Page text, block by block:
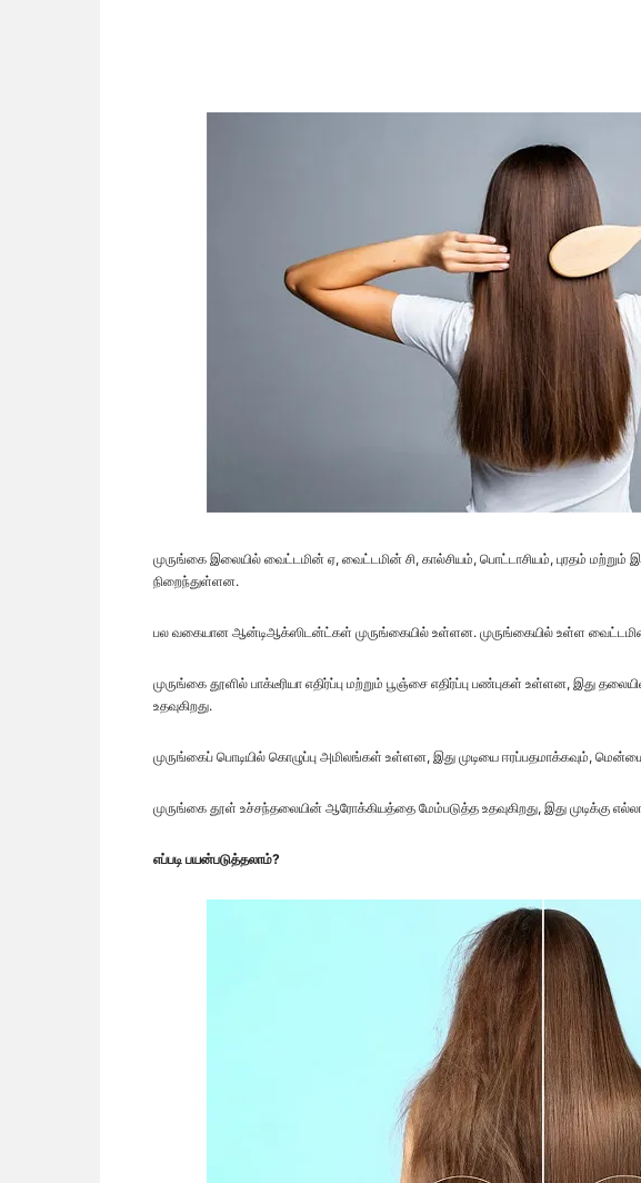
முருங்கை இலையில் வைட்டமின் ஏ, வைட்டமின் சி, கால்சியம், பொட்டாசியம், புரதம் மற்றும்
நிறைந்துள்ளன.
பல வகையான ஆன்டிஆக்ஸிடன்ட்கள் முருங்கையில் உள்ளன. முருங்கையில் உள்ள வைட்டமின் ஏ
முருங்கை தூளில் பாக்டீரியா எதிர்ப்பு மற்றும் பூஞ்சை எதிர்ப்பு பண்புகள் உள்ளன, இது
உதவுகிறது.
முருங்கைப் பொடியில் கொழுப்பு அமிலங்கள் உள்ளன, இது முடியை ஈரப்பதமாக்கவும்,
முருங்கை தூள் உச்சந்தலையின் ஆரோக்கியத்தை மேம்படுத்த உதவுகிறது, இது முடிக்கு
எப்படி பயன்படுத்தலாம்?